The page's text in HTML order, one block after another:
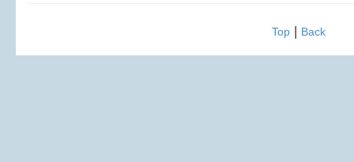
Top| Back